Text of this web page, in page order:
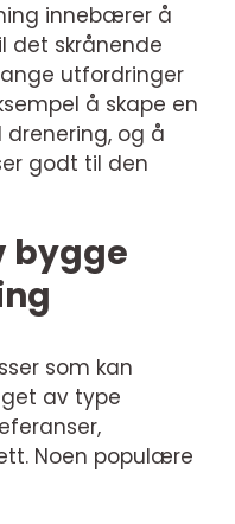
innebærer å
det skrånende
utfordringer
å skape en
og å
godt til den
bygge
som kan
av type
Noen populære